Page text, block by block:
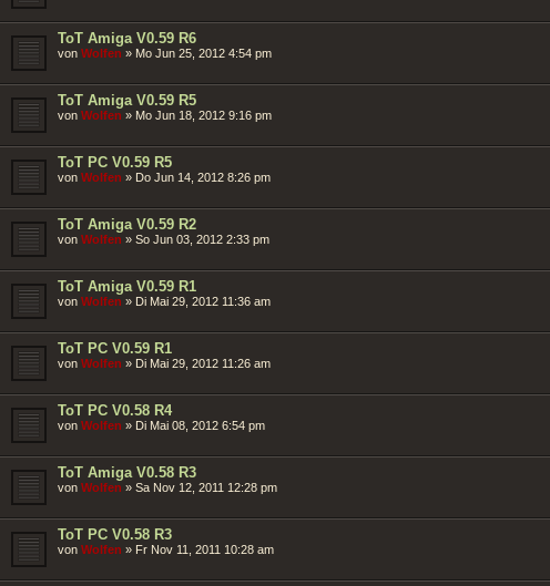
ToT Amiga V0.59 R6
von Wolfen » Mo Jun 25, 2012 4:54 pm
ToT Amiga V0.59 R5
von Wolfen » Mo Jun 18, 2012 9:16 pm
ToT PC V0.59 R5
von Wolfen » Do Jun 14, 2012 8:26 pm
ToT Amiga V0.59 R2
von Wolfen » So Jun 03, 2012 2:33 pm
ToT Amiga V0.59 R1
von Wolfen » Di Mai 29, 2012 11:36 am
ToT PC V0.59 R1
von Wolfen » Di Mai 29, 2012 11:26 am
ToT PC V0.58 R4
von Wolfen » Di Mai 08, 2012 6:54 pm
ToT Amiga V0.58 R3
von Wolfen » Sa Nov 12, 2011 12:28 pm
ToT PC V0.58 R3
von Wolfen » Fr Nov 11, 2011 10:28 am